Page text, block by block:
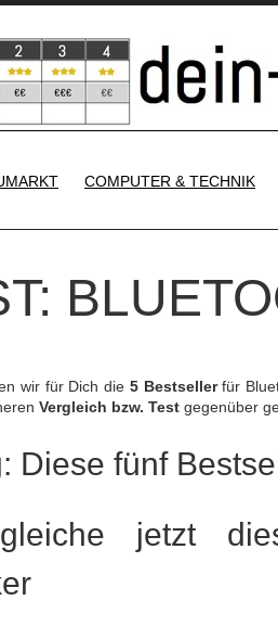
COMPUTER & TECHNIK
wir für Dich die 5 Bestsellerfür
Vergleich bzw. Test gegenüber
Diese fünf
jetzt